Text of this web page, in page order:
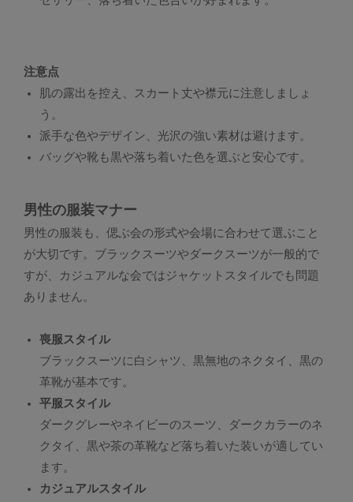
注意点
肌の露出を控え、スカート丈や襟元に注意しましょ
う。
派手な色やデザイン、光沢の強い素材は避けます。
バッグや靴も黒や落ち着いた色を選ぶと安心です。
男性の服装マナー
男性の服装も、偲ぶ会の形式や会場に合わせて選ぶこと
が大切です。ブラックスーツやダークスーツが一般的で
すが、カジュアルな会ではジャケットスタイルでも問題
ありません。
喪服スタイル
ブラックスーツに白シャツ、黒無地のネクタイ、黒の
革靴が基本です。
平服スタイル
ダークグレーやネイビーのスーツ、ダークカラーのネ
クタイ、黒や茶の革靴など落ち着いた装いが適してい
ます。
カジュアルスタイル